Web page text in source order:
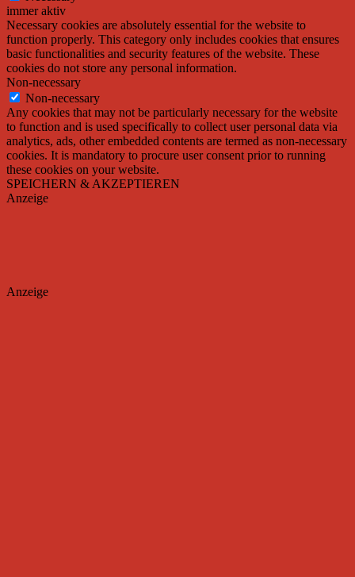
immer aktiv
Necessary cookies are absolutely essential for the website to
function properly. This category only includes cookies that ensures
basic functionalities and security features of the website. These
cookies do not store any personal information.
Non-necessary
Non-necessary
Any cookies that may not be particularly necessary for the website
to function and is used specifically to collect user personal data via
analytics, ads, other embedded contents are termed as non-necessary
cookies. It is mandatory to procure user consent prior to running
these cookies on your website.
SPEICHERN & AKZEPTIEREN
Anzeige
Anzeige